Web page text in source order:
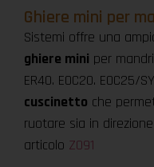
Ghiere mini per
Sistemi offre una
ghiere mini per
ER40. EOC20. EOC25/
cuscinetto che
ruotare sia in
articolo Z091